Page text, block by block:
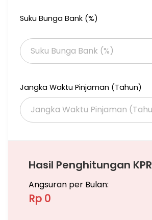
Suku Bunga Bank (%)
Jangka Waktu Pinjaman (Tahun)
Hasil Penghitungan KPR
Angsuran per Bulan:
Rp 0